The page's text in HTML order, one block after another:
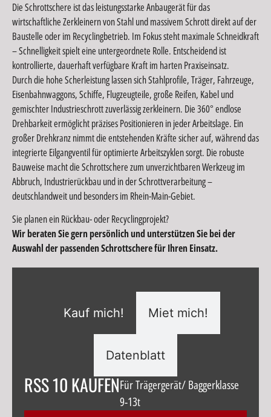
Die Schrottschere ist das leistungsstarke Anbaugerät für das
wirtschaftliche Zerkleinern von Stahl und massivem Schrott direkt auf der
Baustelle oder im Recyclingbetrieb. Im Fokus steht maximale Schneidkraft
– Schnelligkeit spielt eine untergeordnete Rolle. Entscheidend ist
kontrollierte, dauerhaft verfügbare Kraft im harten Praxiseinsatz.
Durch die hohe Scherleistung lassen sich Stahlprofile, Träger, Fahrzeuge,
Eisenbahnwaggons, Schiffe, Flugzeugteile, große Reifen, Kabel und
gemischter Industrieschrott zuverlässig zerkleinern. Die 360° endlose
Drehbarkeit ermöglicht präzises Positionieren in jeder Arbeitslage. Ein
großer Drehkranz nimmt die entstehenden Kräfte sicher auf, während das
integrierte Eilgangventil für optimierte Arbeitszyklen sorgt. Die robuste
Bauweise macht die Schrottschere zum unverzichtbaren Werkzeug im
Abbruch, Industrierückbau und in der Schrottverarbeitung –
deutschlandweit und besonders im Rhein-Main-Gebiet.
Sie planen ein Rückbau- oder Recyclingprojekt?
Wir beraten Sie gern persönlich und unterstützen Sie bei der
Auswahl der passenden Schrottschere für Ihren Einsatz.
Kauf mich! Miet mich!
Datenblatt
RSS 10 KAUFENFür Trägergerät/ Baggerklasse
9-13t